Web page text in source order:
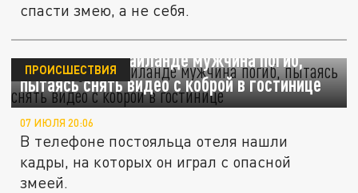
спасти змею, а не себя.
The Thaiger: В Таиланде мужчина погиб,
пытаясь снять видео с коброй в гостинице
ПРОИСШЕСТВИЯ
07 ИЮЛЯ 20:06
В телефоне постояльца отеля нашли
кадры, на которых он играл с опасной
змеей.